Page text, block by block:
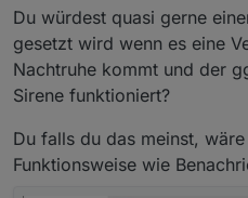
Du würdest quasi gerne
gesetzt wird wenn es eine
Nachtruhe kommt und der
Sirene funktioniert?
Du falls du das meinst,
Funktionsweise wie